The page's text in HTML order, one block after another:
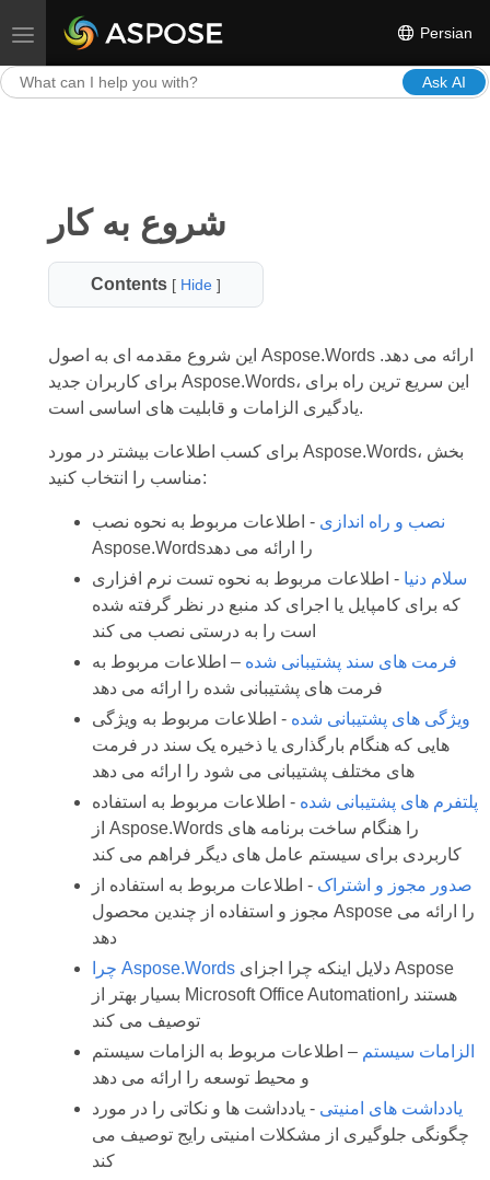
Toggle navigation Persian
Ask AI
شروع به کار
Contents [ Hide]
این شروع مقدمه ای به اصول Aspose.Words ارائه می دهد.
برای کاربران جدید Aspose.Words، این سریع ترین راه برای
یادگیری الزامات و قابلیت های اساسی است.
برای کسب اطلاعات بیشتر در مورد Aspose.Words، بخش
مناسب را انتخاب کنید:
نصب و راه اندازی - اطلاعات مربوط به نحوه نصب
Aspose.Wordsرا ارائه می دهد
سلام دنیا - اطلاعات مربوط به نحوه تست نرم افزاری
که برای کامپایل یا اجرای کد منبع در نظر گرفته شده
است را به درستی نصب می کند
فرمت های سند پشتیبانی شده – اطلاعات مربوط به
فرمت های پشتیبانی شده را ارائه می دهد
ویژگی های پشتیبانی شده - اطلاعات مربوط به ویژگی
هایی که هنگام بارگذاری یا ذخیره یک سند در فرمت
های مختلف پشتیبانی می شود را ارائه می دهد
پلتفرم های پشتیبانی شده - اطلاعات مربوط به استفاده
از Aspose.Words را هنگام ساخت برنامه های
کاربردی برای سیستم عامل های دیگر فراهم می کند
صدور مجوز و اشتراک - اطلاعات مربوط به استفاده از
مجوز و استفاده از چندین محصول Aspose را ارائه می
دهد
چرا Aspose.Wordsدلایل اینکه چرا اجزای Aspose
بسیار بهتر از Microsoft Office Automationهستند را
توصیف می کند
الزامات سیستم – اطلاعات مربوط به الزامات سیستم
و محیط توسعه را ارائه می دهد
یادداشت های امنیتی - یادداشت ها و نکاتی را در مورد
چگونگی جلوگیری از مشکلات امنیتی رایج توصیف می
کند